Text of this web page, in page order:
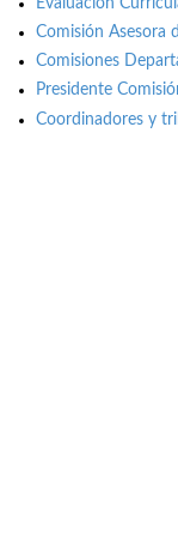
Comisión Asesora
Comisiones
Presidente
Coordinadores y